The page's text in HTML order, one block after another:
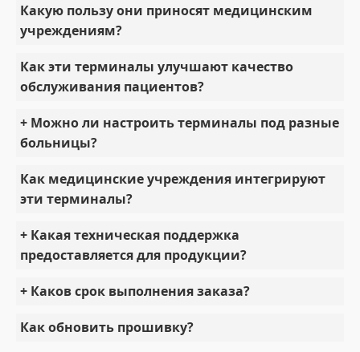
Какую пользу они приносят медицинским
учреждениям?
Как эти терминалы улучшают качество
обслуживания пациентов?
+ Можно ли настроить терминалы под разные
больницы?
Как медицинские учреждения интегрируют
эти терминалы?
+ Какая техническая поддержка
предоставляется для продукции?
+ Каков срок выполнения заказа?
Как обновить прошивку?